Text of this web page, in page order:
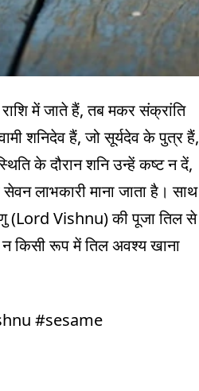
में जाते हैं, तब मकर संक्रांति
शनिदेव हैं, जो सूर्यदेव के पुत्र हैं,
के दौरान शनि उन्हें कष्ट न दें,
लाभकारी माना जाता है। साथ
(Lord Vishnu) की पूजा तिल से
किसी रूप में तिल अवश्य खाना
#sesame